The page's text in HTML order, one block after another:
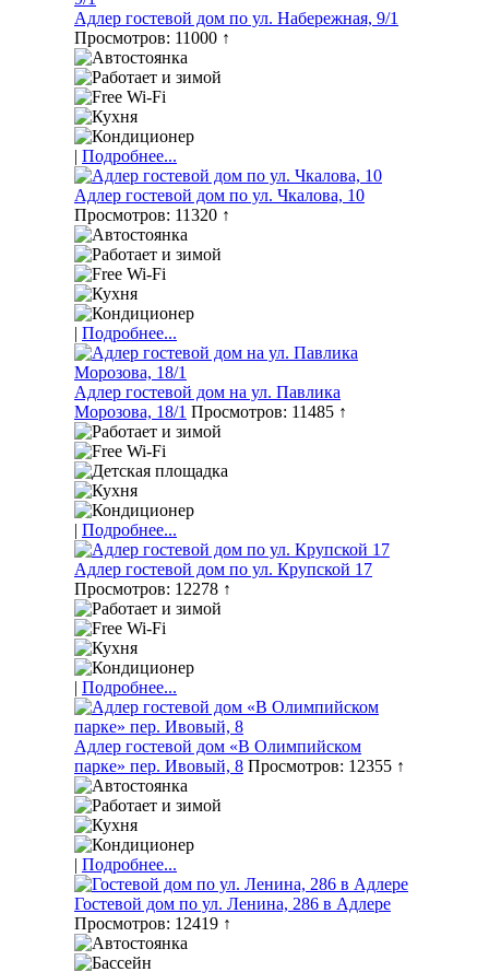
Адлер гостевой дом по ул. Набережная, 9/1
Просмотров: 11000 ↑
| Подробнее...
Адлер гостевой дом по ул. Чкалова, 10
Просмотров: 11320 ↑
| Подробнее...
Адлер гостевой дом на ул. Павлика
Морозова, 18/1 Просмотров: 11485 ↑
| Подробнее...
Адлер гостевой дом по ул. Крупской 17
Просмотров: 12278 ↑
| Подробнее...
Адлер гостевой дом «В Олимпийском
парке» пер. Ивовый, 8 Просмотров: 12355 ↑
| Подробнее...
Гостевой дом по ул. Ленина, 286 в Адлере
Просмотров: 12419 ↑